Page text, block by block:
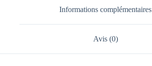
Informations complémentaires
Avis (0)